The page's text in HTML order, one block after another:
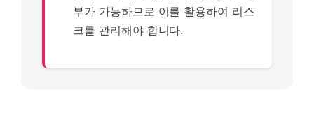
부가 가능하므로 이를 활용하여 리스
크를 관리해야 합니다.